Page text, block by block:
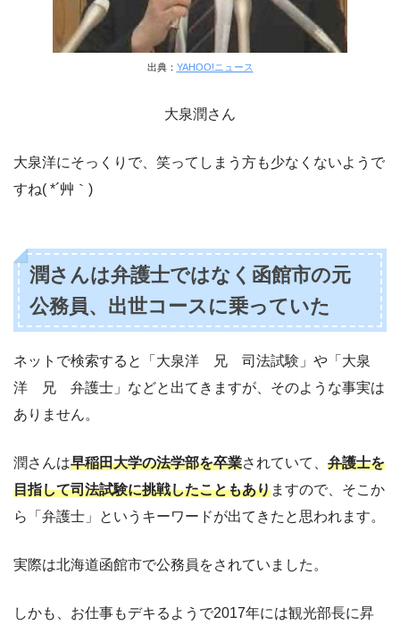
出典： YAHOO!ニュース
大泉潤さん
大泉洋にそっくりで、笑ってしまう方も少なくないようで
すね( *´艸｀)
潤さんは弁護士ではなく函館市の元
公務員、出世コースに乗っていた
ネットで検索すると「大泉洋 兄 司法試験」や「大泉
洋 兄 弁護士」などと出てきますが、そのような事実は
ありません。
潤さんは早稲田大学の法学部を卒業されていて、 弁護士を
目指して司法試験に挑戦したこともありますので、そこか
ら「弁護士」というキーワードが出てきたと思われます。
実際は北海道函館市で公務員をされていました。
しかも、お仕事もデキるようで2017年には観光部長に昇